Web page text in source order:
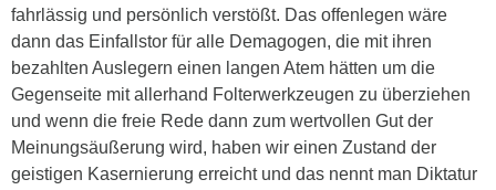
fahrlässig und persönlich verstößt. Das offenlegen wäre
dann das Einfallstor für alle Demagogen, die mit ihren
bezahlten Auslegern einen langen Atem hätten um die
Gegenseite mit allerhand Folterwerkzeugen zu überziehen
und wenn die freie Rede dann zum wertvollen Gut der
Meinungsäußerung wird, haben wir einen Zustand der
geistigen Kasernierung erreicht und das nennt man Diktatur